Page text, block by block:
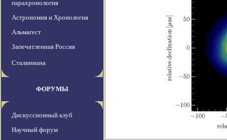
парахронология
Астрономия и Хронология
Альмагест
Запечатленная Россия
Сталиниана
ФОРУМЫ
Дискуссионный клуб
Научный форум